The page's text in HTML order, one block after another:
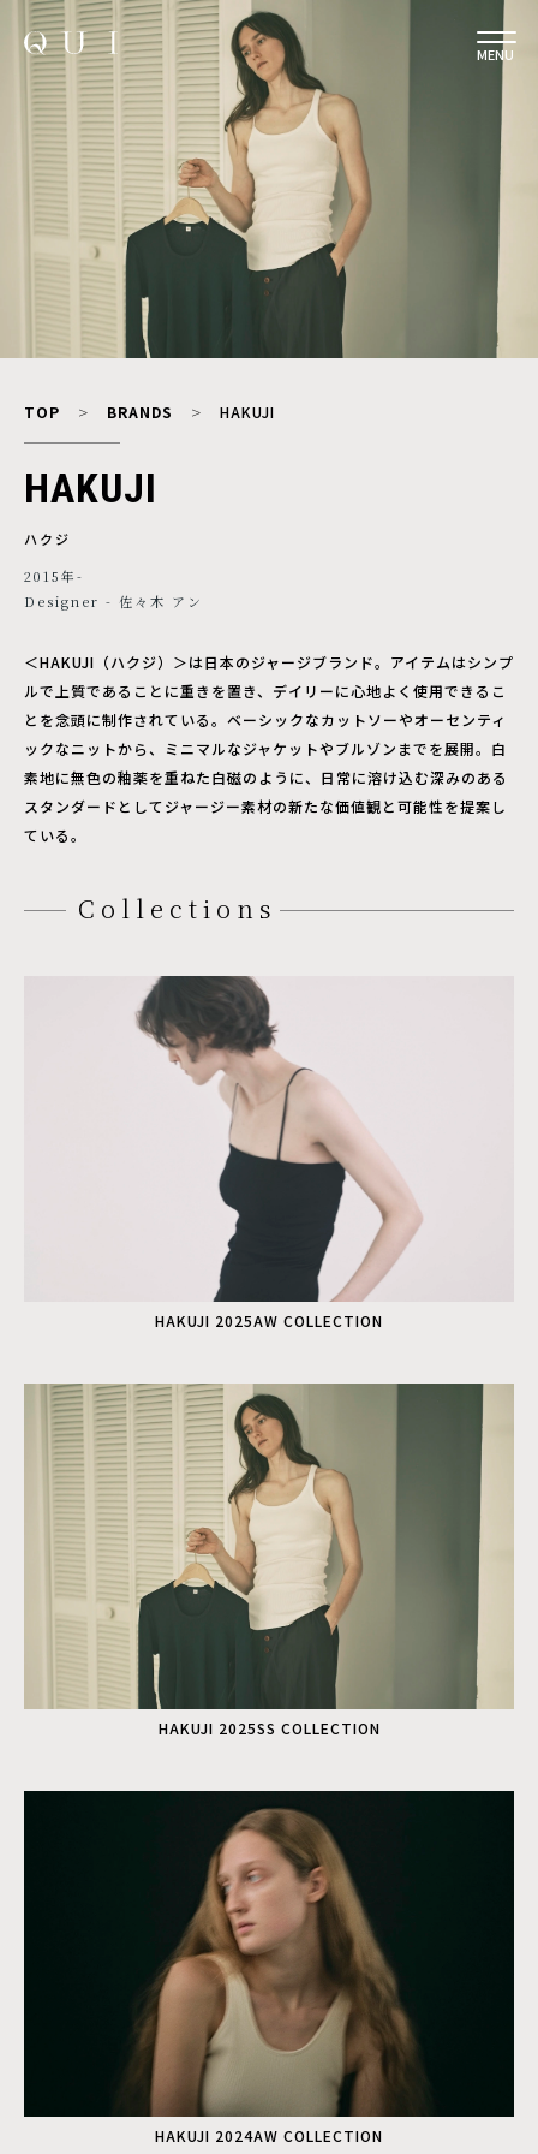
MENU
TOP BRANDS HAKUJI
HAKUJI
ハクジ
2015年-
Designer - 佐々木 アン
＜HAKUJI（ハクジ）＞は日本のジャージブランド。アイテムはシンプ
ルで上質であることに重きを置き、デイリーに心地よく使用できるこ
とを念頭に制作されている。ベーシックなカットソーやオーセンティ
ックなニットから、ミニマルなジャケットやブルゾンまでを展開。白
素地に無色の釉薬を重ねた白磁のように、日常に溶け込む深みのある
スタンダードとしてジャージー素材の新たな価値観と可能性を提案し
ている。
Collections
HAKUJI 2025AW COLLECTION
HAKUJI 2025SS COLLECTION
HAKUJI 2024AW COLLECTION